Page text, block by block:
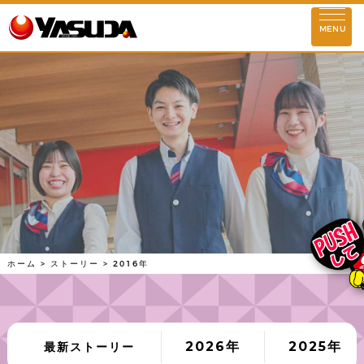
MENU
お知らせ
企業理念
会社情報
代表挨拶 基本情報
理念実現に向けて
安田屋の歴史
店舗情報
東京 埼玉 千葉
活動情報
SDGs情報 環境対策活動
社会貢献活動
STORY
2016年
ホーム > ストーリー > 2016年
最新ストーリー 2026年 2025年